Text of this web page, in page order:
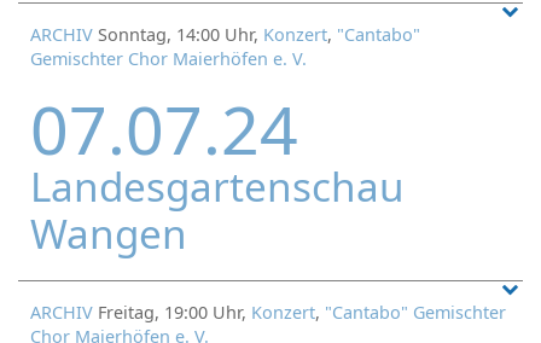
ARCHIV Sonntag, 14:00 Uhr, Konzert, "Cantabo"
Gemischter Chor Maierhöfen e. V.
07.07.24
Landesgartenschau
Wangen
ARCHIV Freitag, 19:00 Uhr, Konzert, "Cantabo" Gemischter
Chor Maierhöfen e. V.